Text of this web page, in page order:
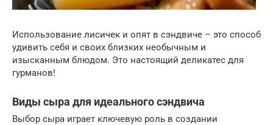
Использование лисичек и опят в сэндвиче – это способ
удивить себя и своих близких необычным и
изысканным блюдом. Это настоящий деликатес для
гурманов!
Виды сыра для идеального сэндвича
Выбор сыра играет ключевую роль в создании